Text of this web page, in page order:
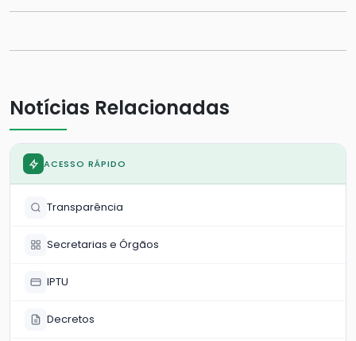
Notícias Relacionadas
ACESSO RÁPIDO
Transparência
Secretarias e Órgãos
IPTU
Decretos